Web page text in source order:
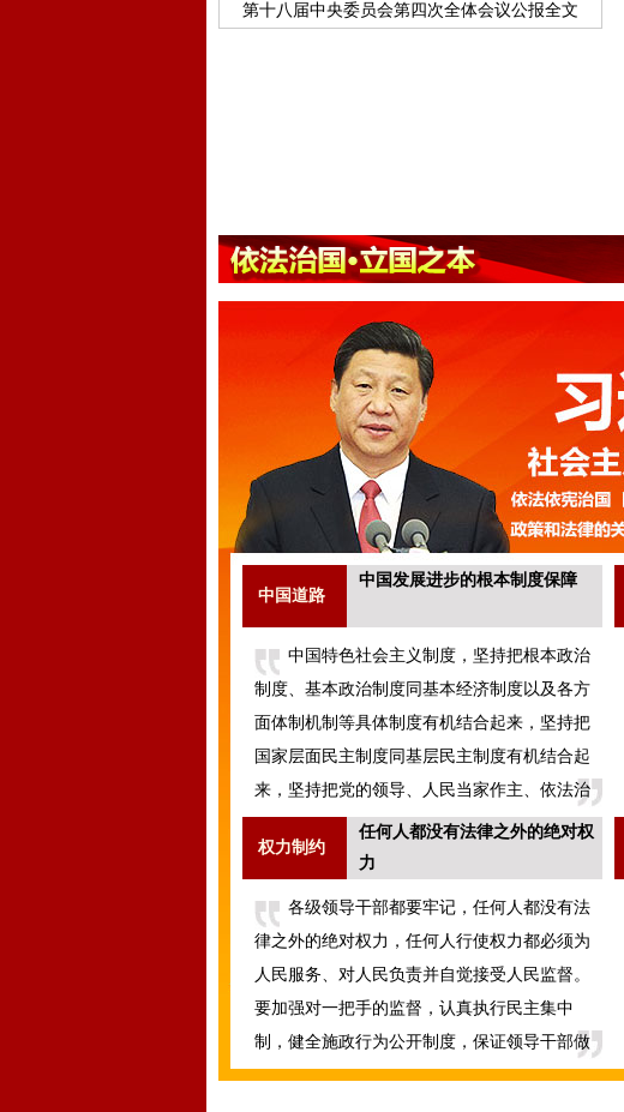
第十八届中央委员会第四次全体会议公报全文
中国道路
中国发展进步的根本制度保障
中国特色社会主义制度，坚持把根本政治
制度、基本政治制度同基本经济制度以及各方
面体制机制等具体制度有机结合起来，坚持把
国家层面民主制度同基层民主制度有机结合起
来，坚持把党的领导、人民当家作主、依法治
国有机结合起来。
权力制约
任何人都没有法律之外的绝对权
力
各级领导干部都要牢记，任何人都没有法
律之外的绝对权力，任何人行使权力都必须为
人民服务、对人民负责并自觉接受人民监督。
要加强对一把手的监督，认真执行民主集中
制，健全施政行为公开制度，保证领导干部做